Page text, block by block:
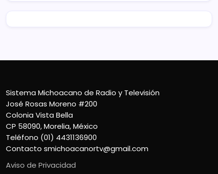
Sistema Michoacano de Radio y Televisión
José Rosas Moreno #200
Colonia Vista Bella
CP 58090, Morelia, México
Teléfono (01) 4431136900
Contacto smichoacanortv@gmail.com
Aviso de Privacidad